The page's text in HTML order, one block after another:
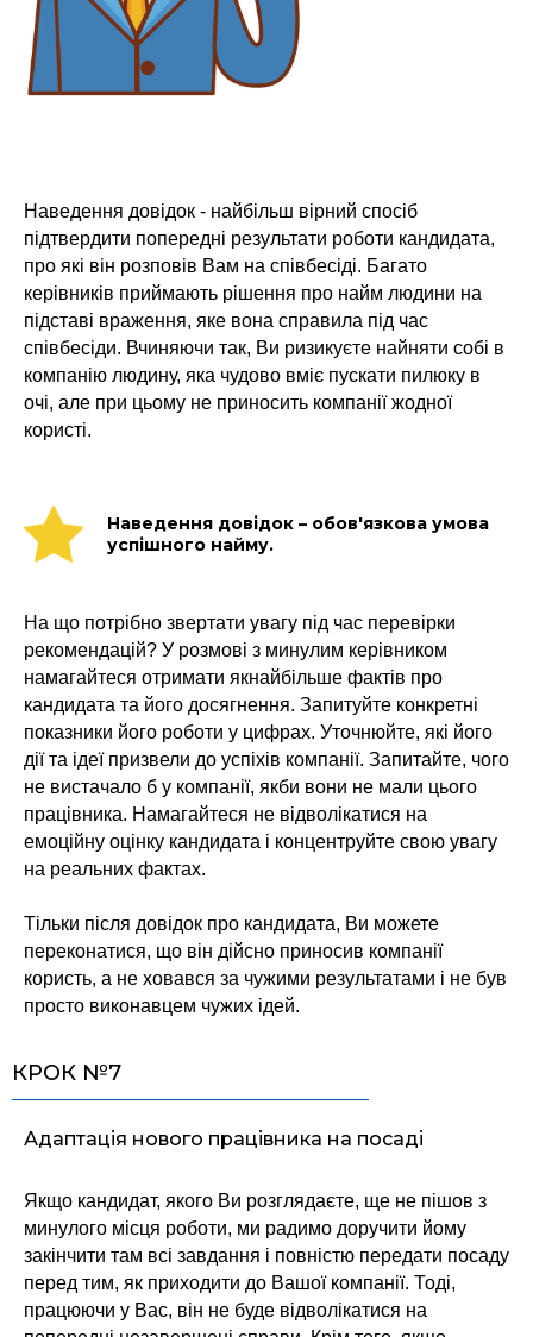
Наведення довідок - найбільш вірний спосіб
підтвердити попередні результати роботи кандидата,
про які він розповів Вам на співбесіді. Багато
керівників приймають рішення про найм людини на
підставі враження, яке вона справила під час
співбесіди. Вчиняючи так, Ви ризикуєте найняти собі в
компанію людину, яка чудово вміє пускати пилюку в
очі, але при цьому не приносить компанії жодної
користі.
Наведення довідок – обов'язкова умова
успішного найму.
На що потрібно звертати увагу під час перевірки
рекомендацій? У розмові з минулим керівником
намагайтеся отримати якнайбільше фактів про
кандидата та його досягнення. Запитуйте конкретні
показники його роботи у цифрах. Уточнюйте, які його
дії та ідеї призвели до успіхів компанії. Запитайте, чого
не вистачало б у компанії, якби вони не мали цього
працівника. Намагайтеся не відволікатися на
емоційну оцінку кандидата і концентруйте свою увагу
на реальних фактах.
Тільки після довідок про кандидата, Ви можете
переконатися, що він дійсно приносив компанії
користь, а не ховався за чужими результатами і не був
просто виконавцем чужих ідей.
КРОК №7
Адаптація нового працівника на посаді
Якщо кандидат, якого Ви розглядаєте, ще не пішов з
минулого місця роботи, ми радимо доручити йому
закінчити там всі завдання і повністю передати посаду
перед тим, як приходити до Вашої компанії. Тоді,
працюючи у Вас, він не буде відволікатися на